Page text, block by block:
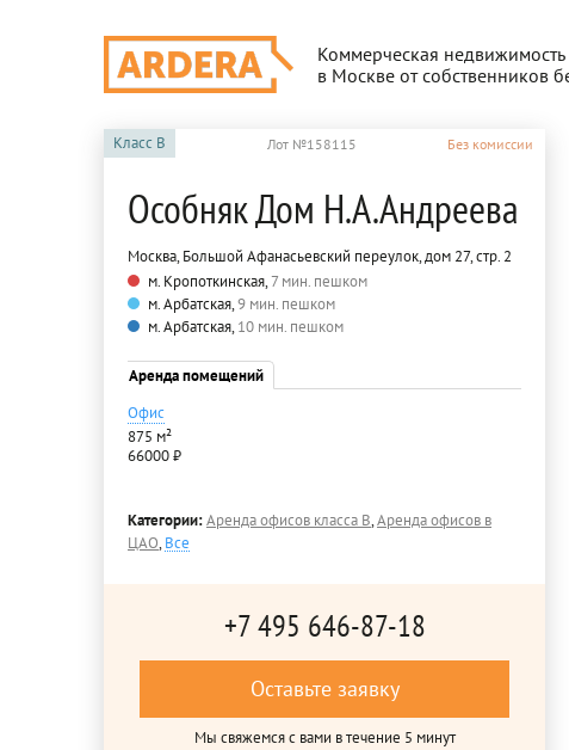
Коммерческая недвижимость
в Москве от собственников
Класс B Лот №158115 Без комиссии
Особняк Дом Н.А.Андреева
Москва, Большой Афанасьевский переулок, дом 27, стр. 2
м. Кропоткинская,7 мин. пешком
м. Арбатская,9 мин. пешком
м. Арбатская,10 мин. пешком
Аренда помещений
Офис
875 м²
66000 ₽
Категории:Аренда офисов класса B,Аренда офисов в
ЦАО,Все
+7 495 646-87-18
Оставьте заявку
Мы свяжемся с вами в течение 5 минут